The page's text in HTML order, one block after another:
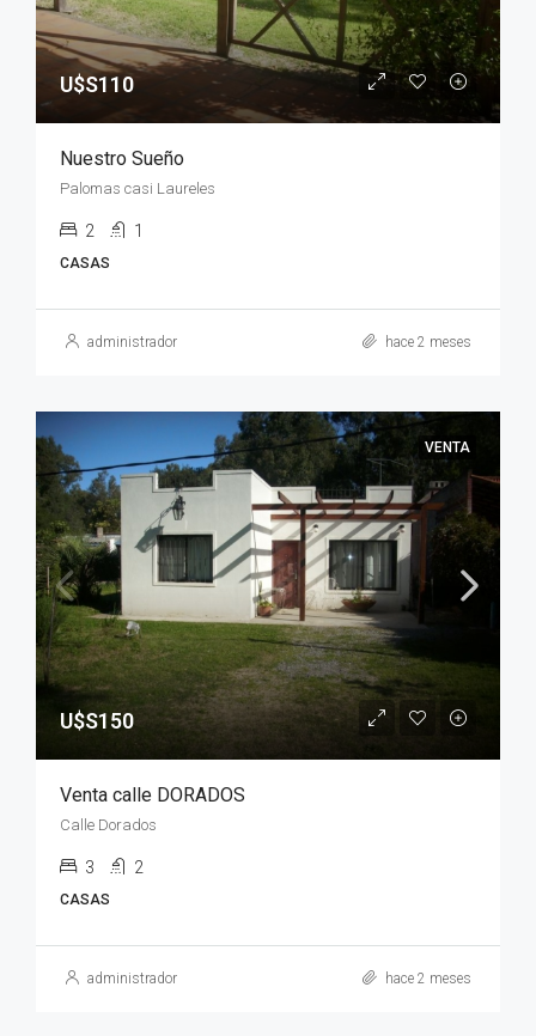
U$S110
Nuestro Sueño
Palomas casi Laureles
2 1
CASAS
administrador hace 2 meses
VENTA
U$S150
Venta calle DORADOS
Calle Dorados
3 2
CASAS
administrador hace 2 meses